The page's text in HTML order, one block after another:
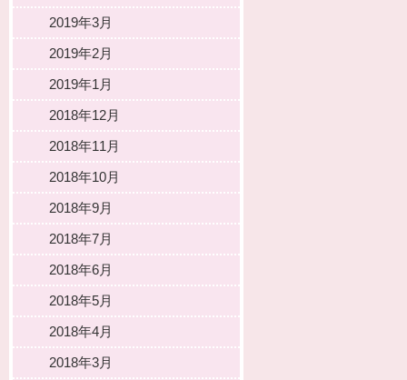
2019年3月
2019年2月
2019年1月
2018年12月
2018年11月
2018年10月
2018年9月
2018年7月
2018年6月
2018年5月
2018年4月
2018年3月